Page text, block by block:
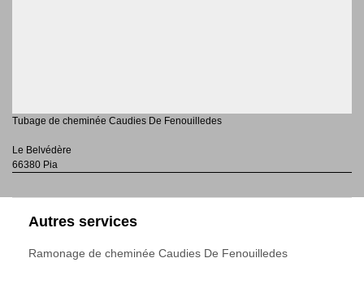
Tubage de cheminée Caudies De Fenouilledes
Le Belvédère
66380 Pia
Autres services
Ramonage de cheminée Caudies De Fenouilledes